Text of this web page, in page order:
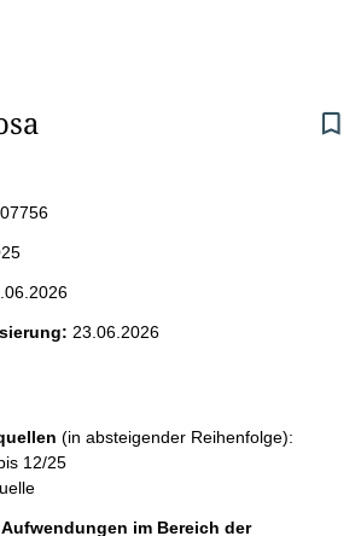
23.06.2026
(in absteigender Reihenfolge):
12/25
im Bereich der